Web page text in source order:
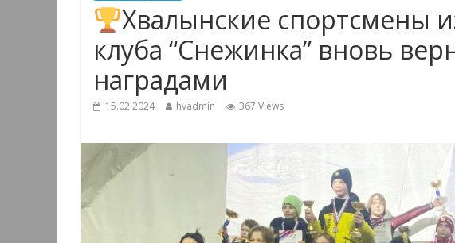
Хвалынские спортсмены
клуба “Снежинка” вновь
наградами
15.02.2024 hvadmin 367 Views